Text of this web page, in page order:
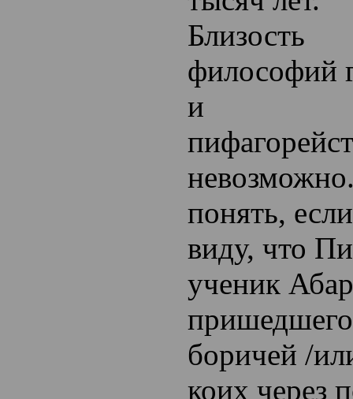
Близость
философий
и
понять,
виду, что
ученик
боричей /
коих через